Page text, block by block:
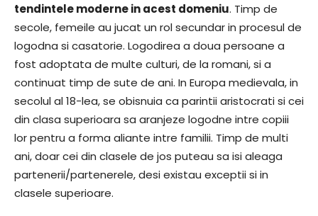
tendintele moderne in acest domeniu. Timp de
secole, femeile au jucat un rol secundar in procesul de
logodna si casatorie. Logodirea a doua persoane a
fost adoptata de multe culturi, de la romani, si a
continuat timp de sute de ani. In Europa medievala, in
secolul al 18-lea, se obisnuia ca parintii aristocrati si cei
din clasa superioara sa aranjeze logodne intre copiii
lor pentru a forma aliante intre familii. Timp de multi
ani, doar cei din clasele de jos puteau sa isi aleaga
partenerii/partenerele, desi existau exceptii si in
clasele superioare.